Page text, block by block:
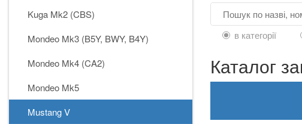
Kuga Mk2 (CBS)
Mondeo Mk3 (B5Y, BWY, B4Y)
Mondeo Mk4 (CA2)
Mondeo Mk5
Mustang V
в категорії
Каталог